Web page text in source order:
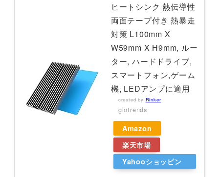
ヒートシンク 熱伝導性
両面テープ付き 熱暴走
対策 L100mm X
W59mm X H9mm, ルー
ター, ハードドライブ,
スマートフォン,ゲーム
機, LEDアンプに適用
created by Rinker
glotrends
Amazon
楽天市場
Yahooショッピン